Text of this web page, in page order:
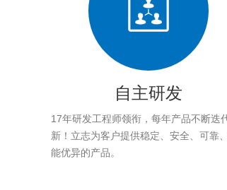
自主研发
17年研发工程师领衔，每年产品不断迭
新！立志为客户提供稳定、安全、可靠
能优异的产品。